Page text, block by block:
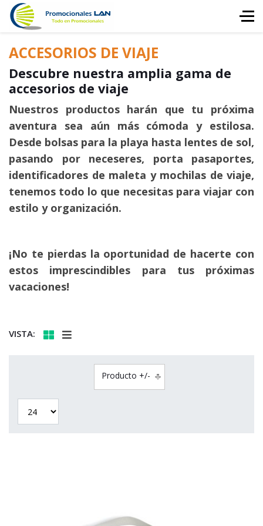
ACCESORIOS DE VIAJE
Descubre nuestra amplia gama de
accesorios de viaje
Nuestros productos harán que tu próxima
aventura sea aún más cómoda y estilosa.
Desde bolsas para la playa hasta lentes de sol,
pasando por neceseres, porta pasaportes,
identificadores de maleta y mochilas de viaje,
tenemos todo lo que necesitas para viajar con
estilo y organización.
¡No te pierdas la oportunidad de hacerte con
estos imprescindibles para tus próximas
vacaciones!
VISTA:
Producto +/-